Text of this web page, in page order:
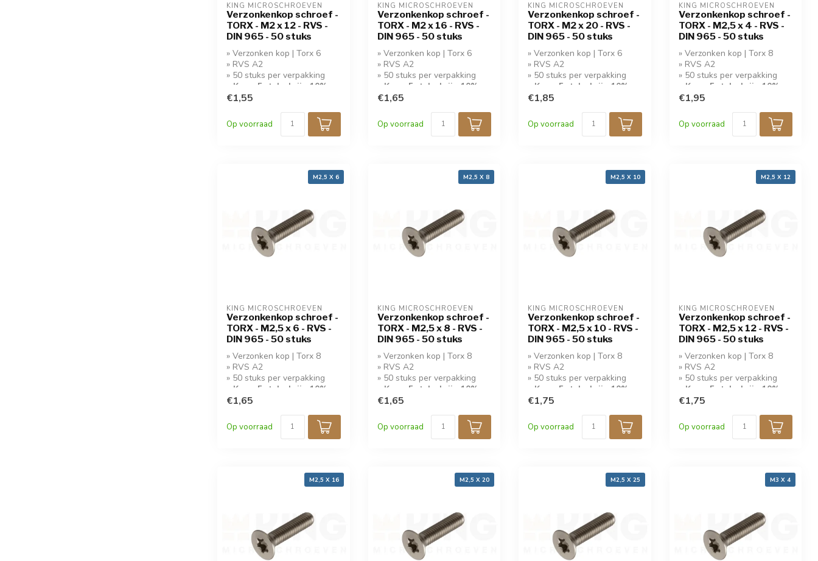
KING MICROSCHROEVEN
Verzonkenkop schroef -
TORX - M2 x 12 - RVS -
DIN 965 - 50 stuks
» Verzonken kop | Torx 6
» RVS A2
» 50 stuks per verpakking
» Koop 5 stuks krijg 10%
korting!
€1,55
Op voorraad
KING MICROSCHROEVEN
Verzonkenkop schroef -
TORX - M2 x 16 - RVS -
DIN 965 - 50 stuks
» Verzonken kop | Torx 6
» RVS A2
» 50 stuks per verpakking
» Koop 5 stuks krijg 10%
korting!
€1,65
Op voorraad
KING MICROSCHROEVEN
Verzonkenkop schroef -
TORX - M2 x 20 - RVS -
DIN 965 - 50 stuks
» Verzonken kop | Torx 6
» RVS A2
» 50 stuks per verpakking
» Koop 5 stuks krijg 10%
korting!
€1,85
Op voorraad
KING MICROSCHROEVEN
Verzonkenkop schroef -
TORX - M2,5 x 4 - RVS -
DIN 965 - 50 stuks
» Verzonken kop | Torx 8
» RVS A2
» 50 stuks per verpakking
» Koop 5 stuks krijg 10%
korting!
€1,95
Op voorraad
M2,5 X 6
KING MICROSCHROEVEN
Verzonkenkop schroef -
TORX - M2,5 x 6 - RVS -
DIN 965 - 50 stuks
» Verzonken kop | Torx 8
» RVS A2
» 50 stuks per verpakking
» Koop 5 stuks krijg 10%
korting!
€1,65
Op voorraad
M2,5 X 8
KING MICROSCHROEVEN
Verzonkenkop schroef -
TORX - M2,5 x 8 - RVS -
DIN 965 - 50 stuks
» Verzonken kop | Torx 8
» RVS A2
» 50 stuks per verpakking
» Koop 5 stuks krijg 10%
korting!
€1,65
Op voorraad
M2,5 X 10
KING MICROSCHROEVEN
Verzonkenkop schroef -
TORX - M2,5 x 10 - RVS -
DIN 965 - 50 stuks
» Verzonken kop | Torx 8
» RVS A2
» 50 stuks per verpakking
» Koop 5 stuks krijg 10%
korting!
€1,75
Op voorraad
M2,5 X 12
KING MICROSCHROEVEN
Verzonkenkop schroef -
TORX - M2,5 x 12 - RVS -
DIN 965 - 50 stuks
» Verzonken kop | Torx 8
» RVS A2
» 50 stuks per verpakking
» Koop 5 stuks krijg 10%
korting!
€1,75
Op voorraad
M2,5 X 16 M2,5 X 20 M2,5 X 25 M3 X 4